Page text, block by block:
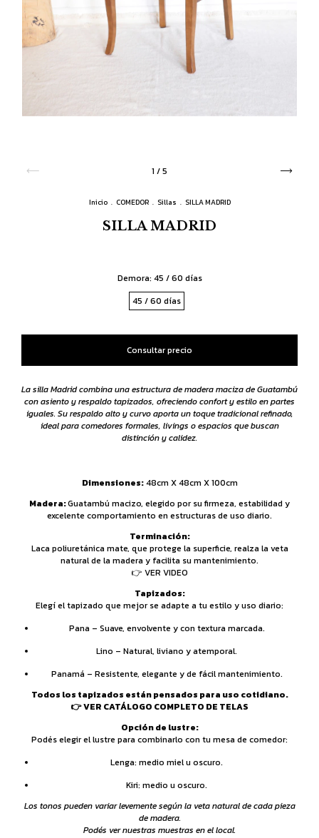
1 /5
Inicio . COMEDOR . Sillas . SILLA MADRID
SILLA MADRID
Demora: 45 / 60 días
45 / 60 días
La silla Madrid combina una estructura de madera maciza de Guatambú
con asiento y respaldo tapizados, ofreciendo confort y estilo en partes
iguales. Su respaldo alto y curvo aporta un toque tradicional refinado,
ideal para comedores formales, livings o espacios que buscan
distinción y calidez.
Dimensiones:48cm X 48cm X 100cm
Madera:Guatambú macizo, elegido por su firmeza, estabilidad y
excelente comportamiento en estructuras de uso diario.
Terminación:
Laca poliuretánica mate, que protege la superficie, realza la veta
natural de la madera y facilita su mantenimiento.
👉 VER VIDEO
Tapizados:
Elegí el tapizado que mejor se adapte a tu estilo y uso diario:
Pana – Suave, envolvente y con textura marcada.
Lino – Natural, liviano y atemporal.
Panamá – Resistente, elegante y de fácil mantenimiento.
Todos los tapizados están pensados para uso cotidiano.
👉 VER CATÁLOGO COMPLETO DE TELAS
Opción de lustre:
Podés elegir el lustre para combinarlo con tu mesa de comedor:
Lenga: medio miel u oscuro.
Kiri: medio u oscuro.
Los tonos pueden variar levemente según la veta natural de cada pieza
de madera.
Podés ver nuestras muestras en el local.